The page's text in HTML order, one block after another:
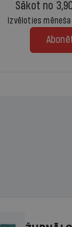
Sākot no
Izvēloties